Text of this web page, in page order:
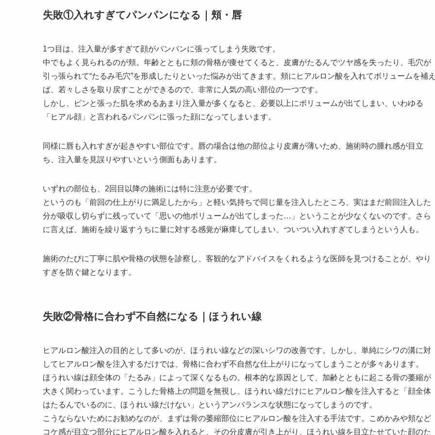
失敗①入れすぎてパンパンになる｜頬・唇
1つ目は、注入量が多すぎて顔がパンパンに張ってしまう失敗です。
中でもよく見られるのが頬。年齢とともに頬の骨格が痩せてくると、皮膚がたるんでツヤ感を失ったり、毛穴が
引っ張られて“たるみ毛穴”を形成したりといった悩みが出てきます。頬にヒアルロン酸を入れてボリュームを補
ば、若々しさを取り戻すことができるので、非常に人気の高い部位の一つです。
しかし、ピンと張った肌を求めるあまり注入量が多くなると、必要以上にボリュームが出てしまい、いわゆる
「ヒアル顔」と言われるパンパンに張った顔になってしまいます。
同様に唇も入れすぎが起きやすい部位です。唇の場合は他の部位より皮膚が薄いため、施術時の腫れ感が目立
ち、注入量を見誤りやすいという側面もあります。
いずれの部位も、 2回目以降の施術には特に注意が必要です。
というのも「前回の仕上がりに満足したから」と軽い気持ちで同じ量を注入したところ、実はまだ前回注入した
分が吸収し切らずに残っていて「思いの他ボリュームが出てしまった…」ということが少なくないのです。さら
に言えば、施術を繰り返すうちに量に対する感覚が麻痺してしまい、ついつい入れすぎてしまうという人も。
施術のたびに丁寧に肌や骨格の状態を診察し、客観的なアドバイスをくれるような医師を見つけることが、やり
すぎを防ぐ鍵となります。
失敗②骨格に合わず不自然になる｜ほうれい線
ヒアルロン酸注入の目的として多いのが、ほうれい線などの深いシワの改善です。しかし、単純にシワの溝に対
してヒアルロン酸を注入するだけでは、骨格に合わず不自然な仕上がりになってしまうことが多々あります。
ほうれい線は顔全体の「たるみ」によって深くなるもの。根本的な原因として、加齢とともに起こる骨の萎縮が
大きく関わっています。こうした骨格上の問題を無視し、ほうれい線だけにヒアルロン酸を注入すると「顔全体
はたるんでいるのに、ほうれい線だけない」というアンバランスな状態になってしまうのです。
こうならないためにお勧めなのが、まずは骨の萎縮部位にヒアルロン酸を注入する手法です。こめかみや頬など
コケ感が目立つ部分にヒアルロン酸を入れると、その分皮膚が引き上がり、ほうれい線を目立たせていた顔のた